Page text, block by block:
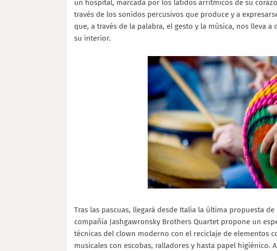
un hospital, marcada por los latidos arrítmicos de su
través de los sonidos percusivos que produce y a
que, a través de la palabra, el gesto y la música, nos lleva
su interior.
Tras las pascuas, llegará desde Italia la última propuesta de
compañía Jashgawronsky Brothers Quartet propone un
técnicas del clown moderno con el reciclaje de elementos
musicales con escobas, ralladores y hasta papel higiénico.